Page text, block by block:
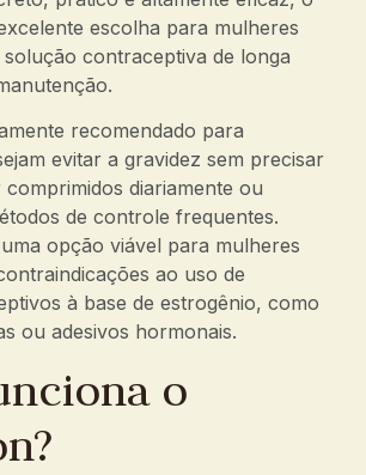
escolha para mulheres
contraceptiva de longa
recomendado para
evitar a gravidez sem precisar
diariamente ou
de controle frequentes.
opção viável para mulheres
ao uso de
à base de estrogênio, como
ou adesivos hormonais.
o